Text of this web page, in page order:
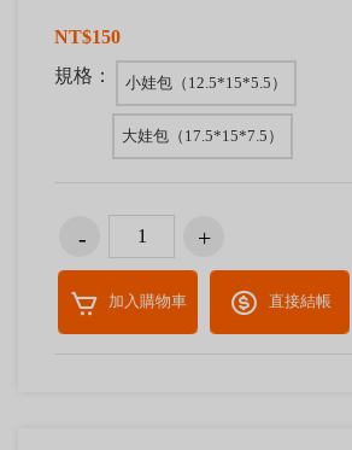
NT$150
規格：
小娃包（12.5*15*5.5）
大娃包（17.5*15*7.5）
加入購物車 直接結帳